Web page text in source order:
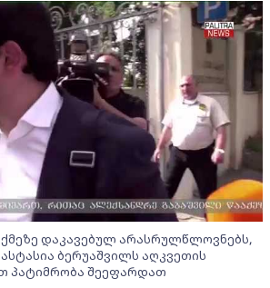
დაკავებულ არასრულწლოვნებს,
ბერუაშვილს აღკვეთის
პატიმრობა შეეფარდათ